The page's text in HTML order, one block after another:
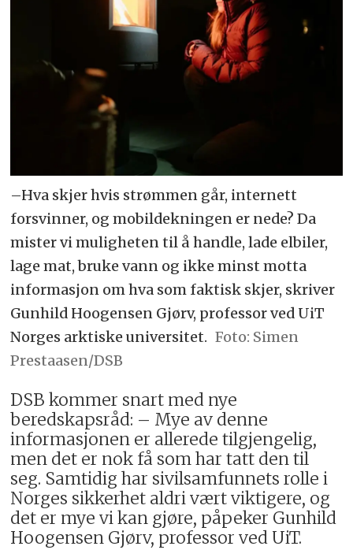
–Hva skjer hvis strømmen går, internett
forsvinner, og mobildekningen er nede? Da
mister vi muligheten til å handle, lade elbiler,
lage mat, bruke vann og ikke minst motta
informasjon om hva som faktisk skjer, skriver
Gunhild Hoogensen Gjørv, professor ved UiT
Norges arktiske universitet.
Simen
Prestaasen/DSB
DSB kommer snart med nye
beredskapsråd: – Mye av denne
informasjonen er allerede tilgjengelig,
men det er nok få som har tatt den til
seg. Samtidig har sivilsamfunnets rolle i
Norges sikkerhet aldri vært viktigere, og
det er mye vi kan gjøre, påpeker Gunhild
Hoogensen Gjørv, professor ved UiT.